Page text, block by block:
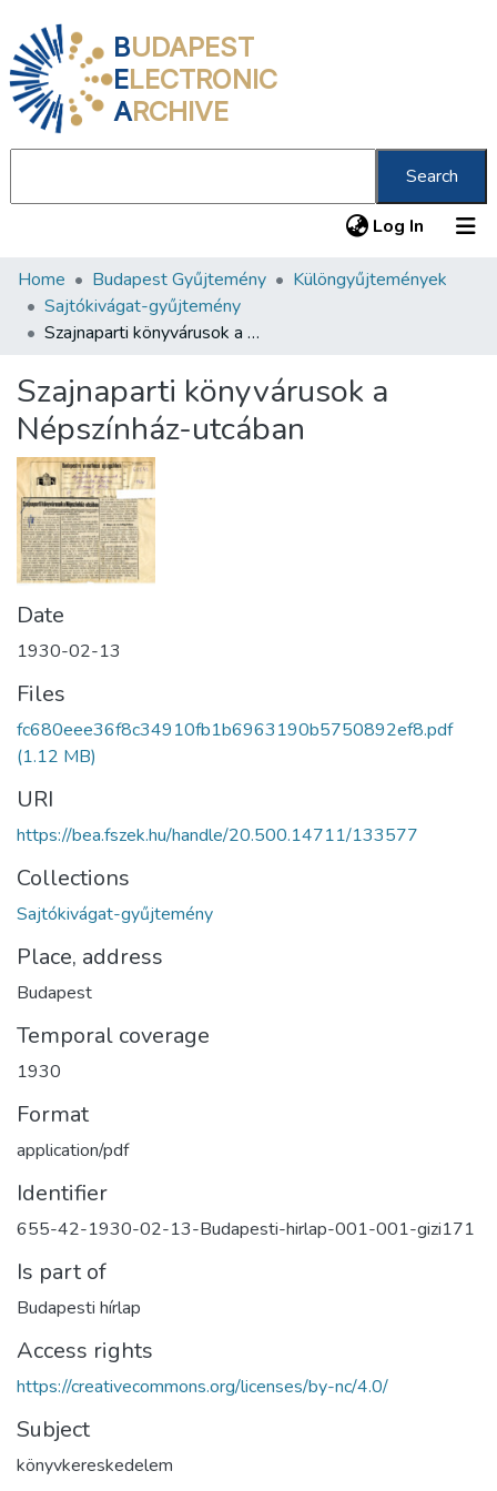
BUDAPEST
ELECTRONIC
ARCHIVE
Search
Log In (current)
Communities & Collections
All of DSpace
About us
Home Budapest Gyűjtemény
Különgyűjtemények
Sajtókivágat-gyűjtemény
Szajnaparti könyvárusok a Népszínház-utcában
Szajnaparti könyvárusok a
Népszínház-utcában
Date
1930-02-13
Files
fc680eee36f8c34910fb1b6963190b5750892ef8.pdf
(1.12 MB)
URI
https://bea.fszek.hu/handle/20.500.14711/133577
Collections
Sajtókivágat-gyűjtemény
Place, address
Budapest
Temporal coverage
1930
Format
application/pdf
Identifier
655-42-1930-02-13-Budapesti-hirlap-001-001-gizi171
Is part of
Budapesti hírlap
Access rights
https://creativecommons.org/licenses/by-nc/4.0/
Subject
könyvkereskedelem